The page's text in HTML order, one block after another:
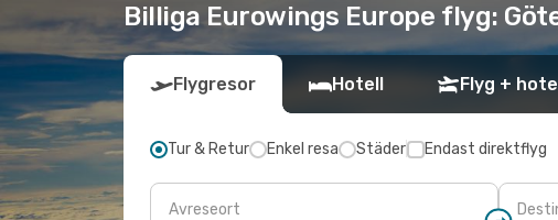
Billiga Eurowings Europe flyg:
Flygresor Hotell Flyg +
Tur & Retur Enkel resa Städer Endast direktflyg
Avreseort